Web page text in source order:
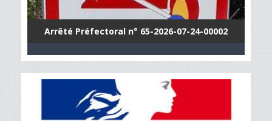
Arrêté Préfectoral n° 65-2026-07-24-00002